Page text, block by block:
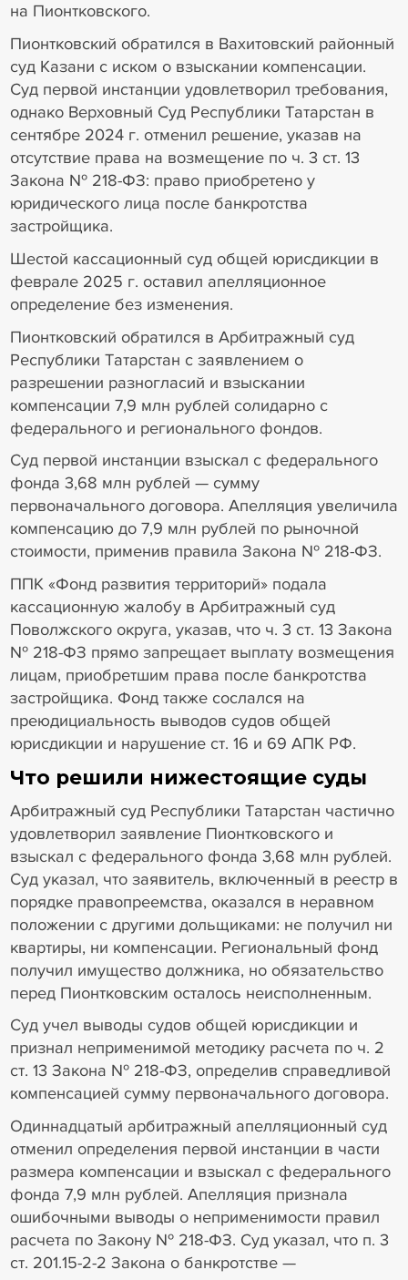
на Пионтковского.
Пионтковский обратился в Вахитовский районный
суд Казани с иском о взыскании компенсации.
Суд первой инстанции удовлетворил требования,
однако Верховный Суд Республики Татарстан в
сентябре 2024 г. отменил решение, указав на
отсутствие права на возмещение по ч. 3 ст. 13
Закона № 218-ФЗ: право приобретено у
юридического лица после банкротства
застройщика.
Шестой кассационный суд общей юрисдикции в
феврале 2025 г. оставил апелляционное
определение без изменения.
Пионтковский обратился в Арбитражный суд
Республики Татарстан с заявлением о
разрешении разногласий и взыскании
компенсации 7,9 млн рублей солидарно с
федерального и регионального фондов.
Суд первой инстанции взыскал с федерального
фонда 3,68 млн рублей — сумму
первоначального договора. Апелляция увеличила
компенсацию до 7,9 млн рублей по рыночной
стоимости, применив правила Закона № 218-ФЗ.
ППК «Фонд развития территорий» подала
кассационную жалобу в Арбитражный суд
Поволжского округа, указав, что ч. 3 ст. 13 Закона
№ 218-ФЗ прямо запрещает выплату возмещения
лицам, приобретшим права после банкротства
застройщика. Фонд также сослался на
преюдициальность выводов судов общей
юрисдикции и нарушение ст. 16 и 69 АПК РФ.
Что решили нижестоящие суды
Арбитражный суд Республики Татарстан частично
удовлетворил заявление Пионтковского и
взыскал с федерального фонда 3,68 млн рублей.
Суд указал, что заявитель, включенный в реестр в
порядке правопреемства, оказался в неравном
положении с другими дольщиками: не получил ни
квартиры, ни компенсации. Региональный фонд
получил имущество должника, но обязательство
перед Пионтковским осталось неисполненным.
Суд учел выводы судов общей юрисдикции и
признал неприменимой методику расчета по ч. 2
ст. 13 Закона № 218-ФЗ, определив справедливой
компенсацией сумму первоначального договора.
Одиннадцатый арбитражный апелляционный суд
отменил определения первой инстанции в части
размера компенсации и взыскал с федерального
фонда 7,9 млн рублей. Апелляция признала
ошибочными выводы о неприменимости правил
расчета по Закону № 218-ФЗ. Суд указал, что п. 3
ст. 201.15-2-2 Закона о банкротстве —